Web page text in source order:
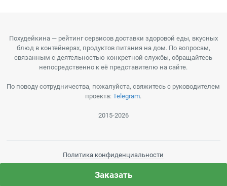
Заказать
Похудейкина — рейтинг сервисов доставки здоровой еды, вкусных
блюд в контейнерах, продуктов питания на дом. По вопросам,
связанным с деятельностью конкретной службы, обращайтесь
непосредственно к её представителю на сайте.
По поводу сотрудничества, пожалуйста, свяжитесь с руководителем
проекта:Telegram.
2015-2026
Политика конфиденциальности
Пользовательское соглашение